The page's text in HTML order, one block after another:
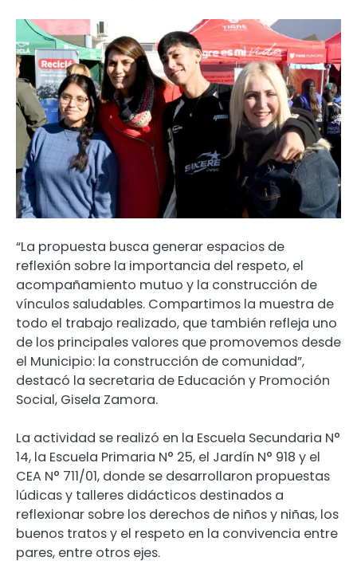
“La propuesta busca generar espacios de
reflexión sobre la importancia del respeto, el
acompañamiento mutuo y la construcción de
vínculos saludables. Compartimos la muestra de
todo el trabajo realizado, que también refleja uno
de los principales valores que promovemos desde
el Municipio: la construcción de comunidad”,
destacó la secretaria de Educación y Promoción
Social, Gisela Zamora.
La actividad se realizó en la Escuela Secundaria N°
14, la Escuela Primaria N° 25, el Jardín N° 918 y el
CEA N° 711/01, donde se desarrollaron propuestas
lúdicas y talleres didácticos destinados a
reflexionar sobre los derechos de niños y niñas, los
buenos tratos y el respeto en la convivencia entre
pares, entre otros ejes.